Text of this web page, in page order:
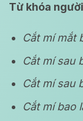
Từ khóa
Cắt mí mắt
Cắt mí sau
Cắt mí sau
Cắt mí bao